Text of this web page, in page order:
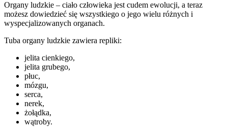
Organy ludzkie – ciało człowieka jest cudem ewolucji, a teraz
możesz dowiedzieć się wszystkiego o jego wielu różnych i
wyspecjalizowanych organach.
Tuba organy ludzkie zawiera repliki:
jelita cienkiego,
jelita grubego,
płuc,
mózgu,
serca,
nerek,
żołądka,
wątroby.